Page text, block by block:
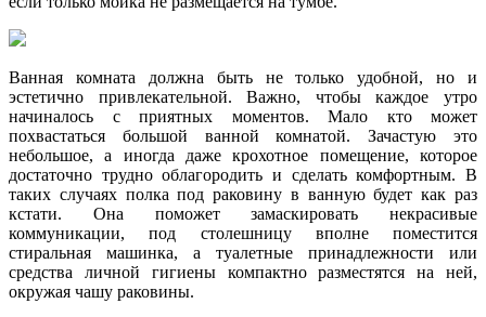
Ванная комната должна быть не только удобной, но и
эстетично привлекательной. Важно, чтобы каждое утро
начиналось с приятных моментов. Мало кто может
похвастаться большой ванной комнатой. Зачастую это
небольшое, а иногда даже крохотное помещение, которое
достаточно трудно облагородить и сделать комфортным. В
таких случаях полка под раковину в ванную будет как раз
кстати. Она поможет замаскировать некрасивые
коммуникации, под столешницу вполне поместится
стиральная машинка, а туалетные принадлежности или
средства личной гигиены компактно разместятся на ней,
окружая чашу раковины.